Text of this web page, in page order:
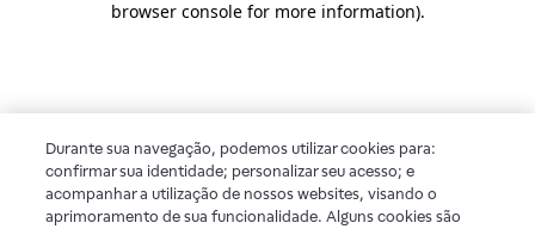
browser console for more information).
Durante sua navegação, podemos utilizar cookies para:
confirmar sua identidade; personalizar seu acesso; e
acompanhar a utilização de nossos websites, visando o
aprimoramento de sua funcionalidade. Alguns cookies são